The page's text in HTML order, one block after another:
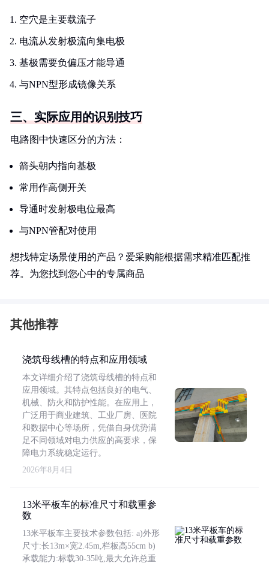
空穴是主要载流子
电流从发射极流向集电极
基极需要负偏压才能导通
与NPN型形成镜像关系
三、实际应用的识别技巧
电路图中快速区分的方法：
箭头朝内指向基极
常用作高侧开关
导通时发射极电位最高
与NPN管配对使用
想找特定场景使用的产品？爱采购能根据需求精准匹配推
荐。为您找到您心中的专属商品
其他推荐
浇筑母线槽的特点和应用领域
本文详细介绍了浇筑母线槽的特点和
应用领域。其特点包括良好的电气、
机械、防火和防护性能。在应用上，
广泛用于商业建筑、工业厂房、医院
和数据中心等场所，凭借自身优势满
足不同领域对电力供应的高要求，保
障电力系统稳定运行。
2026年8月4日
13米平板车的标准尺寸和载重参
数
13米平板车主要技术参数包括: a)外形
尺寸:长13m×宽2.45m,栏板高55cm b)
承载能力:标载30-35吨,最大允许总重